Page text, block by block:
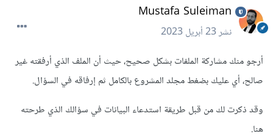
Mustafa Suleiman
نشر23 أبريل 2023
أرجو منك مشاركة الملفات بشكل صحيح، حيث أن الملف الذي أرفقته غير
صالح، أي عليك بضغط مجلد المشروع بالكامل ثم إرفاقه في السؤال.
وقد ذكرت لك من قبل طريقة استدعاء البيانات في سؤالك الذي طرحته
هنا.